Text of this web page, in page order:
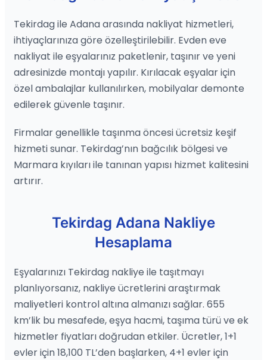
Tekirdag ile Adana arasında nakliyat hizmetleri,
ihtiyaçlarınıza göre özelleştirilebilir. Evden eve
nakliyat ile eşyalarınız paketlenir, taşınır ve yeni
adresinizde montajı yapılır. Kırılacak eşyalar için
özel ambalajlar kullanılırken, mobilyalar demonte
edilerek güvenle taşınır.
Firmalar genellikle taşınma öncesi ücretsiz keşif
hizmeti sunar. Tekirdag’nın bağcılık bölgesi ve
Marmara kıyıları ile tanınan yapısı hizmet kalitesini
artırır.
Tekirdag Adana Nakliye
Hesaplama
Eşyalarınızı Tekirdag nakliye ile taşıtmayı
planlıyorsanız, nakliye ücretlerini araştırmak
maliyetleri kontrol altına almanızı sağlar. 655
km’lik bu mesafede, eşya hacmi, taşıma türü ve ek
hizmetler fiyatları doğrudan etkiler. Ücretler, 1+1
evler için 18,100 TL’den başlarken, 4+1 evler için